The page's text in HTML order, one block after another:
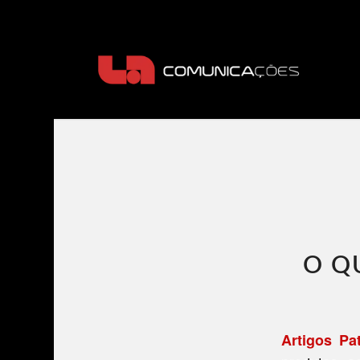
O
Artigos